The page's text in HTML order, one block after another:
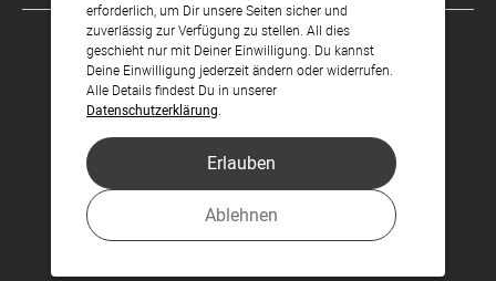
erforderlich, um Dir unsere Seiten sicher und
zuverlässig zur Verfügung zu stellen. All dies
geschieht nur mit Deiner Einwilligung. Du kannst
Deine Einwilligung jederzeit ändern oder widerrufen.
Alle Details findest Du in unserer
Datenschutzerklärung
Ablehnen
Erlauben
LLM's
Feier den Moment.